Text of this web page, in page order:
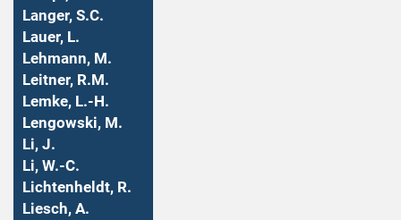
Langer, S.C.
Lauer, L.
Lehmann, M.
Leitner, R.M.
Lemke, L.-H.
Lengowski, M.
Li, J.
Li, W.-C.
Lichtenheldt, R.
Liesch, A.